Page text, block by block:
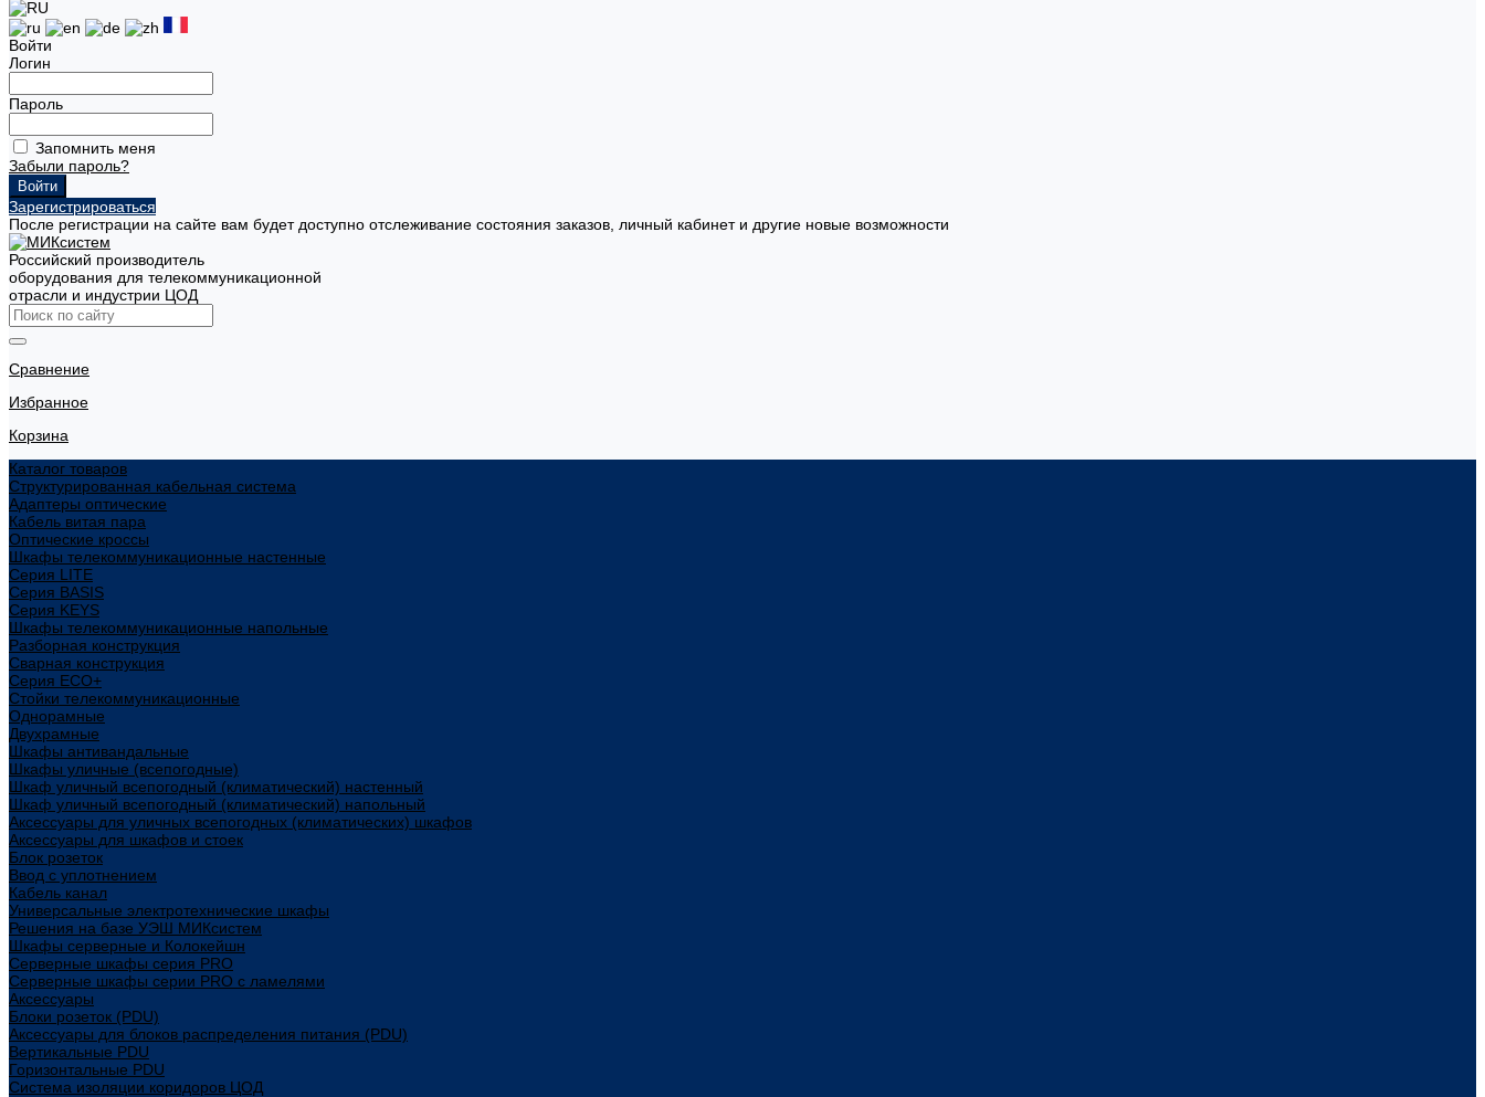
Войти
Логин
Пароль
Запомнить меня
Забыли пароль?
Зарегистрироваться
После регистрации на сайте вам будет доступно отслеживание состояния заказов, личный кабинет и другие новые возможности
Российский производитель
оборудования для телекоммуникационной
отрасли и индустрии ЦОД
Сравнение
Избранное
Корзина
Каталог товаров
Структурированная кабельная система
Адаптеры оптические
Кабель витая пара
Оптические кроссы
Шкафы телекоммуникационные настенные
Cерия LITE
Cерия BASIS
Cерия KEYS
Шкафы телекоммуникационные напольные
Разборная конструкция
Сварная конструкция
Серия ECO+
Стойки телекоммуникационные
Однорамные
Двухрамные
Шкафы антивандальные
Шкафы уличные (всепогодные)
Шкаф уличный всепогодный (климатический) настенный
Шкаф уличный всепогодный (климатический) напольный
Аксессуары для уличных всепогодных (климатических) шкафов
Аксессуары для шкафов и стоек
Блок розеток
Ввод с уплотнением
Кабель канал
Универсальные электротехнические шкафы
Решения на базе УЭШ МИКсистем
Шкафы серверные и Колокейшн
Серверные шкафы серия PRO
Серверные шкафы серии PRO с ламелями
Аксессуары
Блоки розеток (PDU)
Аксессуары для блоков распределения питания (PDU)
Вертикальные PDU
Горизонтальные PDU
Система изоляции коридоров ЦОД